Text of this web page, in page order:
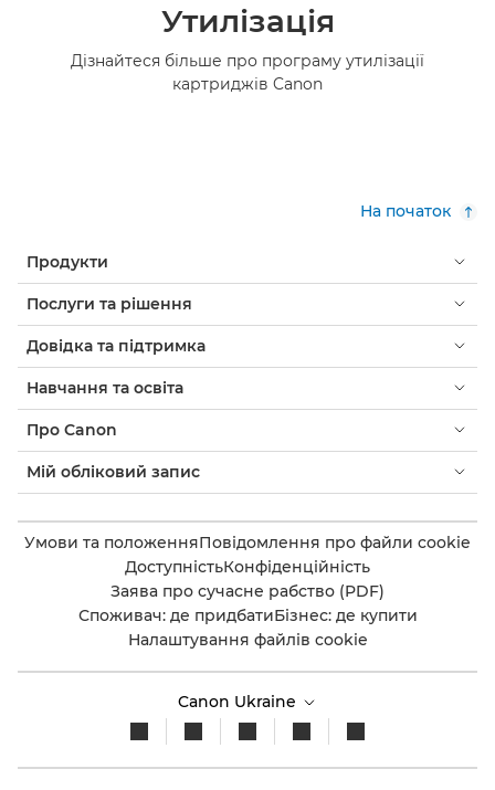
Утилізація
Дізнайтеся більше про програму утилізації
картриджів Canon
На початок
Продукти
Послуги та рішення
Довідка та підтримка
Навчання та освіта
Про Canon
Мій обліковий запис
Умови та положенняПовідомлення про файли cookie
ДоступністьКонфіденційність
Заява про сучасне рабство (PDF)
Споживач: де придбатиБізнес: де купити
Налаштування файлів cookie
Canon Ukraine